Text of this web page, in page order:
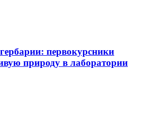
первокурсники
природу в лаборатории